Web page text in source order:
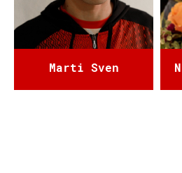
Marti Sven